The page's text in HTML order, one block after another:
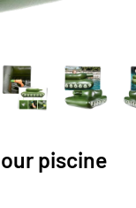
piscine